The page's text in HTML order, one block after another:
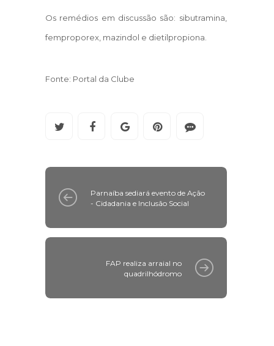
Os remédios em discussão são: sibutramina,
femproporex, mazindol e dietilpropiona.
Fonte: Portal da Clube
Parnaíba sediará evento de Ação
- Cidadania e Inclusão Social
FAP realiza arraial no
quadrilhódromo